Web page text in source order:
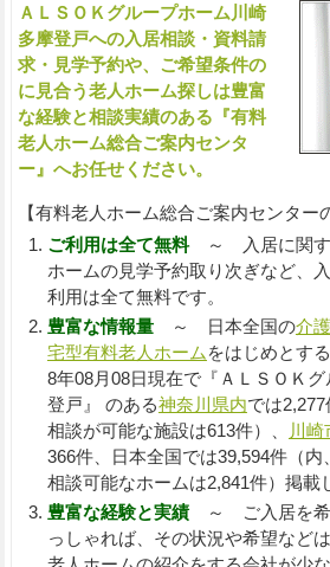
ＡＬＳＯＫグループホーム川崎
多摩登戸への入居相談・資料請
求・見学予約や、ご希望条件の
に見合う老人ホーム探しは豊富
な経験と相談実績のある『有料
老人ホーム総合ご案内センタ
ー』へお任せください。
【有料老人ホーム総合ご案内センター
ご利用は全て無料～ 入居に関す
ホームの見学予約取り次ぎなど、
利用は全て無料です。
豊富な情報量～ 日本全国の介
宅型有料老人ホーム をはじめとす
8年08月08日現在で『ＡＬＳＯＫ
登戸』 のある神奈川県内では
相談が可能な施設は613件）、
川崎
366件、日本全国では39,594件（
相談可能なホームは2,841件）掲載
豊富な経験と実績～ ご入居を希
っしゃれば、その状況や希望など